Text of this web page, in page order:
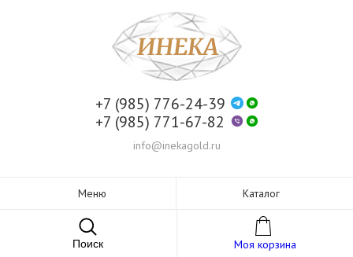
+7 (985) 776-24-39
+7 (985) 771-67-82
info@inekagold.ru
Меню Каталог
Поиск Моя корзина